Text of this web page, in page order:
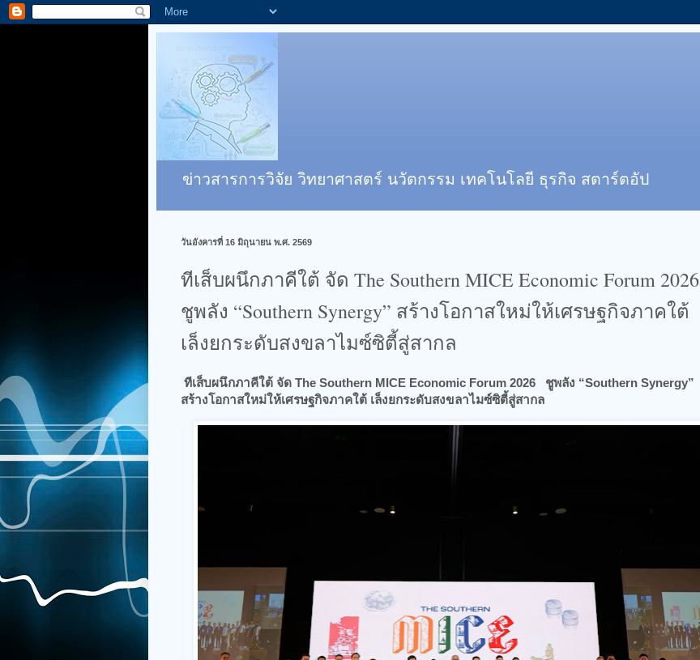
ข่าวสารการวิจัย วิทยาศาสตร์ นวัตกรรม เทคโนโลยี ธุรกิจ สตาร์ตอัป
วันอังคารที่ 16 มิถุนายน พ.ศ. 2569
ทีเส็บผนึกภาคีใต้ จัด The Southern MICE Economic Forum 2026​
ชูพลัง “Southern Synergy” สร้างโอกาสใหม่ให้เศรษฐกิจภาคใต้
เล็งยกระดับสงขลาไมซ์ซิตี้สู่สากล
ทีเส็บผนึกภาคีใต้ จัด The Southern MICE Economic Forum 2026​ ชูพลัง “Southern Synergy”
สร้างโอกาสใหม่ให้เศรษฐกิจภาคใต้ เล็งยกระดับสงขลาไมซ์ซิตี้สู่สากล